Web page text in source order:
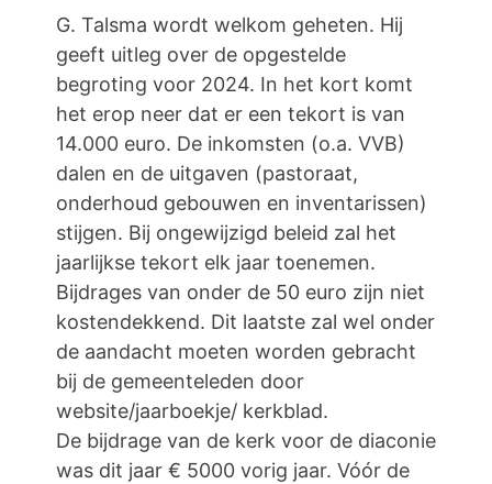
G. Talsma wordt welkom geheten. Hij
geeft uitleg over de opgestelde
begroting voor 2024. In het kort komt
het erop neer dat er een tekort is van
14.000 euro. De inkomsten (o.a. VVB)
dalen en de uitgaven (pastoraat,
onderhoud gebouwen en inventarissen)
stijgen. Bij ongewijzigd beleid zal het
jaarlijkse tekort elk jaar toenemen.
Bijdrages van onder de 50 euro zijn niet
kostendekkend. Dit laatste zal wel onder
de aandacht moeten worden gebracht
bij de gemeenteleden door
website/jaarboekje/ kerkblad.
De bijdrage van de kerk voor de diaconie
was dit jaar € 5000 vorig jaar. Vóór de